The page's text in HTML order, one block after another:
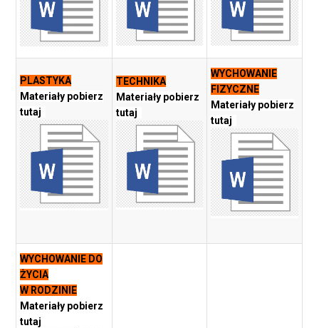
PLASTYKA
Materiały pobierz
tutaj
TECHNIKA
Materiały pobierz
tutaj
WYCHOWANIE
FIZYCZNE
Materiały pobierz
tutaj
WYCHOWANIE DO
ŻYCIA
W RODZINIE
Materiały pobierz
tutaj